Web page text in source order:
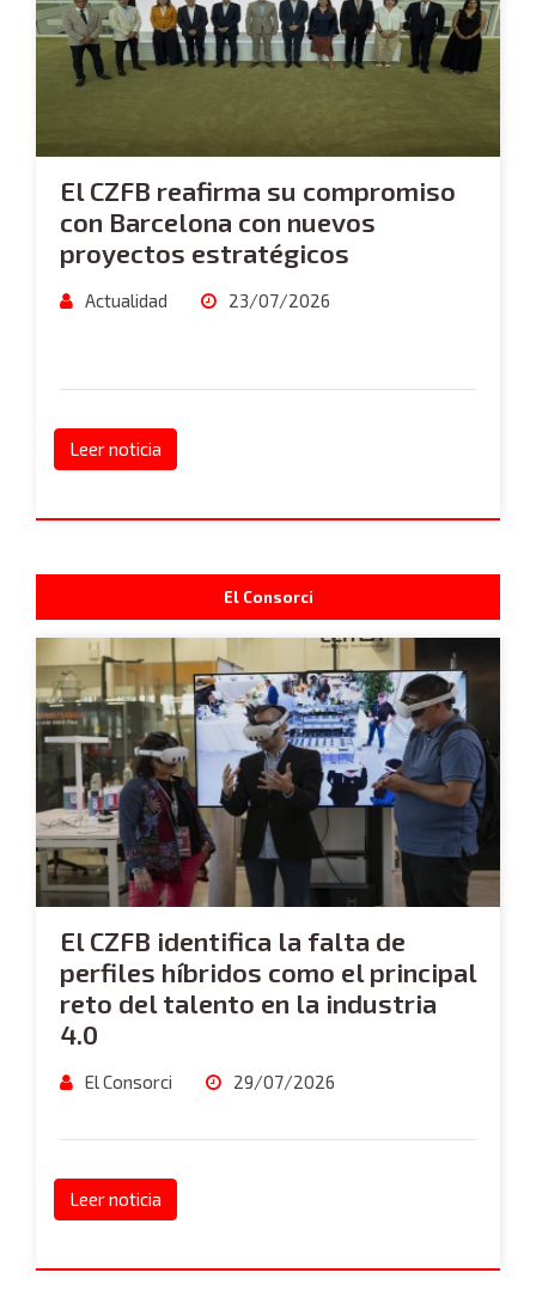
El CZFB reafirma su compromiso
con Barcelona con nuevos
proyectos estratégicos
Actualidad 23/07/2026
Leer noticia
El Consorci
El CZFB identifica la falta de
perfiles híbridos como el principal
reto del talento en la industria
4.0
El Consorci 29/07/2026
Leer noticia